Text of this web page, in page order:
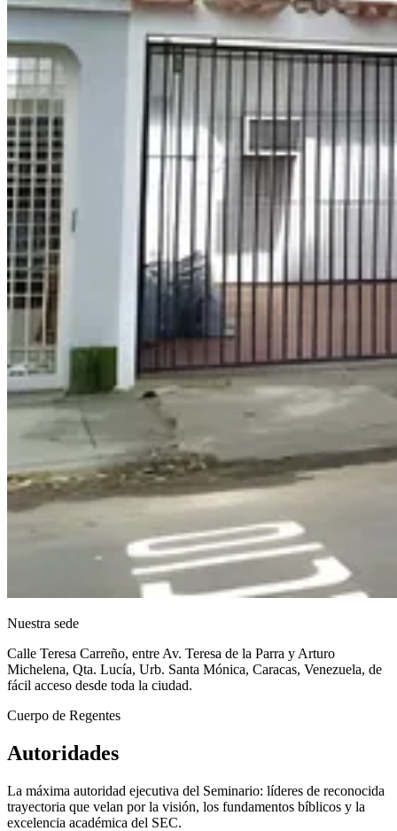
Nuestra sede
Calle Teresa Carreño, entre Av. Teresa de la Parra y Arturo
Michelena, Qta. Lucía, Urb. Santa Mónica, Caracas, Venezuela, de
fácil acceso desde toda la ciudad.
Cuerpo de Regentes
Autoridades
La máxima autoridad ejecutiva del Seminario: líderes de reconocida
trayectoria que velan por la visión, los fundamentos bíblicos y la
excelencia académica del SEC.